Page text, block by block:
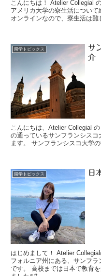
こんにちは！ Atelier Collegial
アメリカ大学の寮生活につい
オンラインなので、寮生活は難
留学トピックス
サ
介
こんにちは、Atelier Collegial
の通っているサンフランシス
ます。 サンフランシスコ大学
留学トピックス 日
はじめまして！ Atelier
フォルニア州にある、サンフ
です。 高校までは日本で教育